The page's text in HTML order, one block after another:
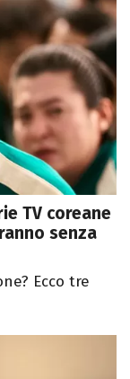
TV coreane
senza
Ecco tre